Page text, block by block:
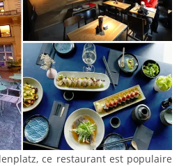
ce restaurant est populaire